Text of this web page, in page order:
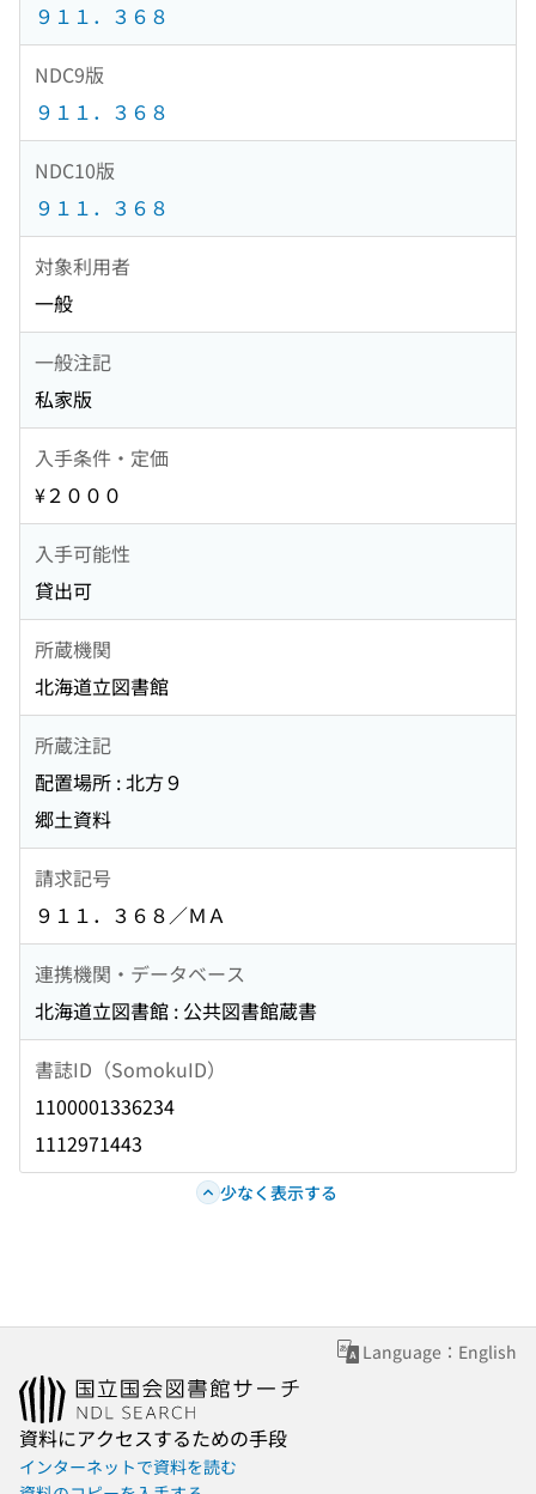
９１１．３６８
NDC9版
９１１．３６８
NDC10版
９１１．３６８
対象利用者
一般
一般注記
私家版
入手条件・定価
¥２０００
入手可能性
貸出可
所蔵機関
北海道立図書館
所蔵注記
配置場所 : 北方９
郷土資料
請求記号
９１１．３６８／ＭＡ
連携機関・データベース
北海道立図書館 : 公共図書館蔵書
書誌ID（SomokuID）
1100001336234
1112971443
少なく表示する
Language：English
資料にアクセスするための手段
インターネットで資料を読む